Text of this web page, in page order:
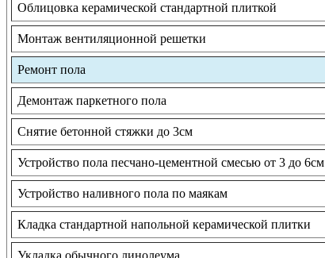
Облицовка керамической стандартной плиткой
Монтаж вентиляционной решетки
Ремонт пола
Демонтаж паркетного пола
Снятие бетонной стяжки до 3см
Устройство пола песчано-цементной смесью от 3 до 6см
Устройство наливного пола по маякам
Кладка стандартной напольной керамической плитки